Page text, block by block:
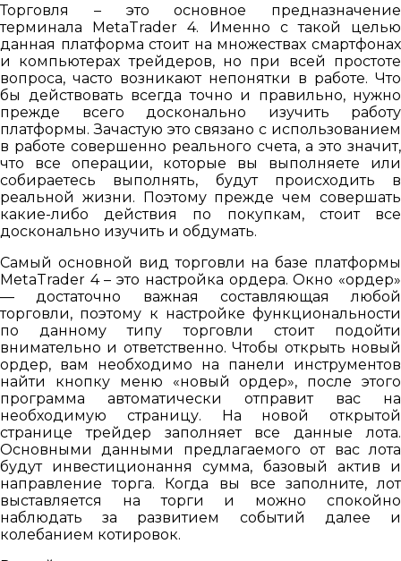
Торговля – это основное предназначение
терминала MetaTrader 4. Именно с такой целью
данная платформа стоит на множествах смартфонах
и компьютерах трейдеров, но при всей простоте
вопроса, часто возникают непонятки в работе. Что
бы действовать всегда точно и правильно, нужно
прежде всего досконально изучить работу
платформы. Зачастую это связано с использованием
в работе совершенно реального счета, а это значит,
что все операции, которые вы выполняете или
собираетесь выполнять, будут происходить в
реальной жизни. Поэтому прежде чем совершать
какие-либо действия по покупкам, стоит все
досконально изучить и обдумать.
Самый основной вид торговли на базе платформы
MetaTrader 4 – это настройка ордера. Окно «ордер»
— достаточно важная составляющая любой
торговли, поэтому к настройке функциональности
по данному типу торговли стоит подойти
внимательно и ответственно. Чтобы открыть новый
ордер, вам необходимо на панели инструментов
найти кнопку меню «новый ордер», после этого
программа автоматически отправит вас на
необходимую страницу. На новой открытой
странице трейдер заполняет все данные лота.
Основными данными предлагаемого от вас лота
будут инвестиционання сумма, базовый актив и
направление торга. Когда вы все заполните, лот
выставляется на торги и можно спокойно
наблюдать за развитием событий далее и
колебанием котировок.